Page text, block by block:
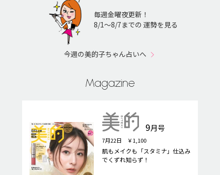
毎週金曜夜更新！
8/1〜8/7までの 運勢を見る
今週の美的子ちゃん占いへ
Magazine
9月号
7月22日 ￥1,100
肌もメイクも「スタミナ」仕込み
でくずれ知らず！